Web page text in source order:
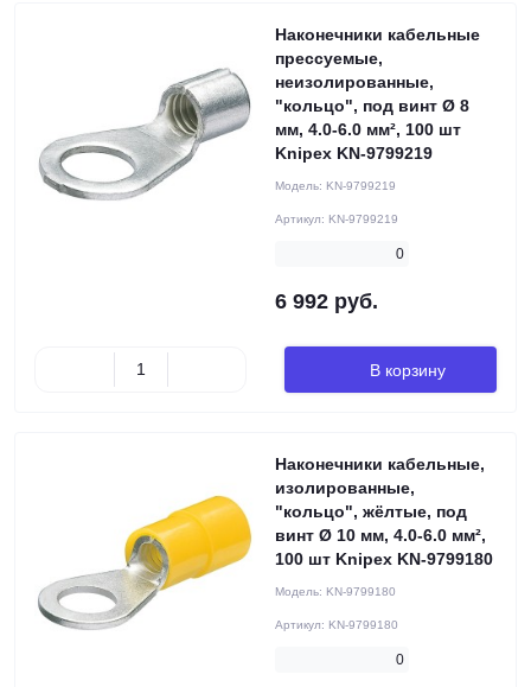
Наконечники кабельные
прессуемые,
неизолированные,
"кольцо", под винт Ø 8
мм, 4.0-6.0 мм², 100 шт
Knipex KN-9799219
Модель: KN-9799219
Артикул: KN-9799219
0
6 992 руб.
В корзину
Наконечники кабельные,
изолированные,
"кольцо", жёлтые, под
винт Ø 10 мм, 4.0-6.0 мм²,
100 шт Knipex KN-9799180
Модель: KN-9799180
Артикул: KN-9799180
0